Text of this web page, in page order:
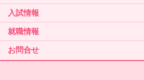
入試情報
就職情報
お問合せ